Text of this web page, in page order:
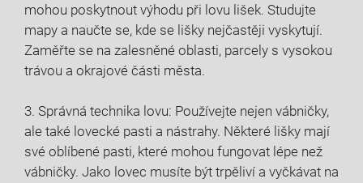
mohou poskytnout výhodu při lovu lišek. Studujte
mapy a naučte se, kde se lišky nejčastěji vyskytují.
Zaměřte se na zalesněné oblasti, parcely s vysokou
trávou a okrajové části města.
3. Správná technika lovu: Používejte nejen vábničky,
ale také lovecké pasti a nástrahy. Některé lišky mají
své oblíbené pasti, které mohou fungovat lépe než
vábničky. Jako lovec musíte být trpěliví a vyčkávat na